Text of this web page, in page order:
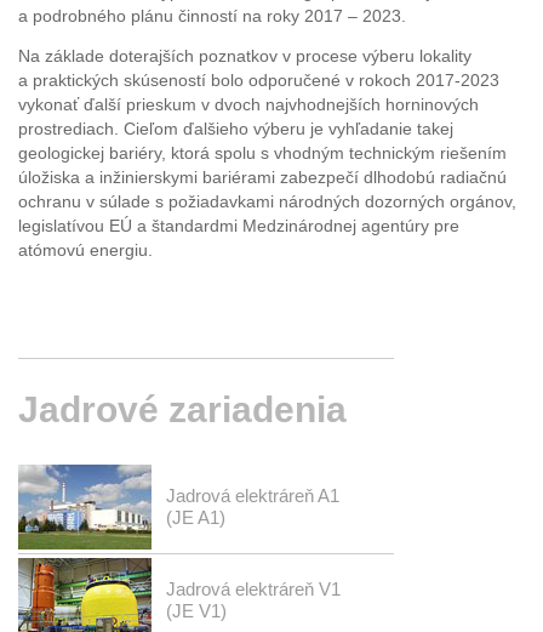
a podrobného plánu činností na roky 2017 – 2023.
Na základe doterajších poznatkov v procese výberu lokality
a praktických skúseností bolo odporučené v rokoch 2017-2023
vykonať ďalší prieskum v dvoch najvhodnejších horninových
prostrediach. Cieľom ďalšieho výberu je vyhľadanie takej
geologickej bariéry, ktorá spolu s vhodným technickým riešením
úložiska a inžinierskymi bariérami zabezpečí dlhodobú radiačnú
ochranu v súlade s požiadavkami národných dozorných orgánov,
legislatívou EÚ a štandardmi Medzinárodnej agentúry pre
atómovú energiu.
Jadrové zariadenia
Jadrová elektráreň A1
(JE A1)
Jadrová elektráreň V1
(JE V1)